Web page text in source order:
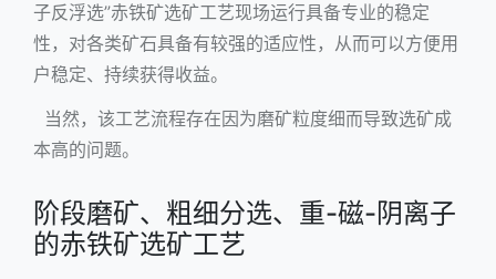
子反浮选”赤铁矿选矿工艺现场运行具备专业的稳定
性，对各类矿石具备有较强的适应性，从而可以方便用
户稳定、持续获得收益。
当然，该工艺流程存在因为磨矿粒度细而导致选矿成
本高的问题。
阶段磨矿、粗细分选、重-磁-阴离子
的赤铁矿选矿工艺